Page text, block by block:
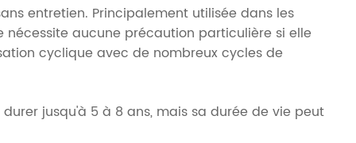
entretien. Principalement utilisée dans les
aucune précaution particulière si elle
cyclique avec de nombreux cycles de
jusqu'à 5 à 8 ans, mais sa durée de vie peut